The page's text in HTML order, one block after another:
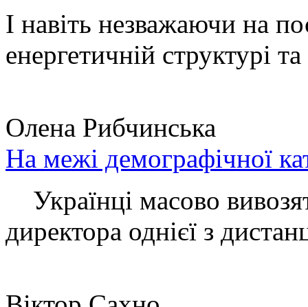
І навіть незважаючи на
енергетичній структурі
Олена Рибчинська
На межі демографічної
Українці масово
директора однієї з